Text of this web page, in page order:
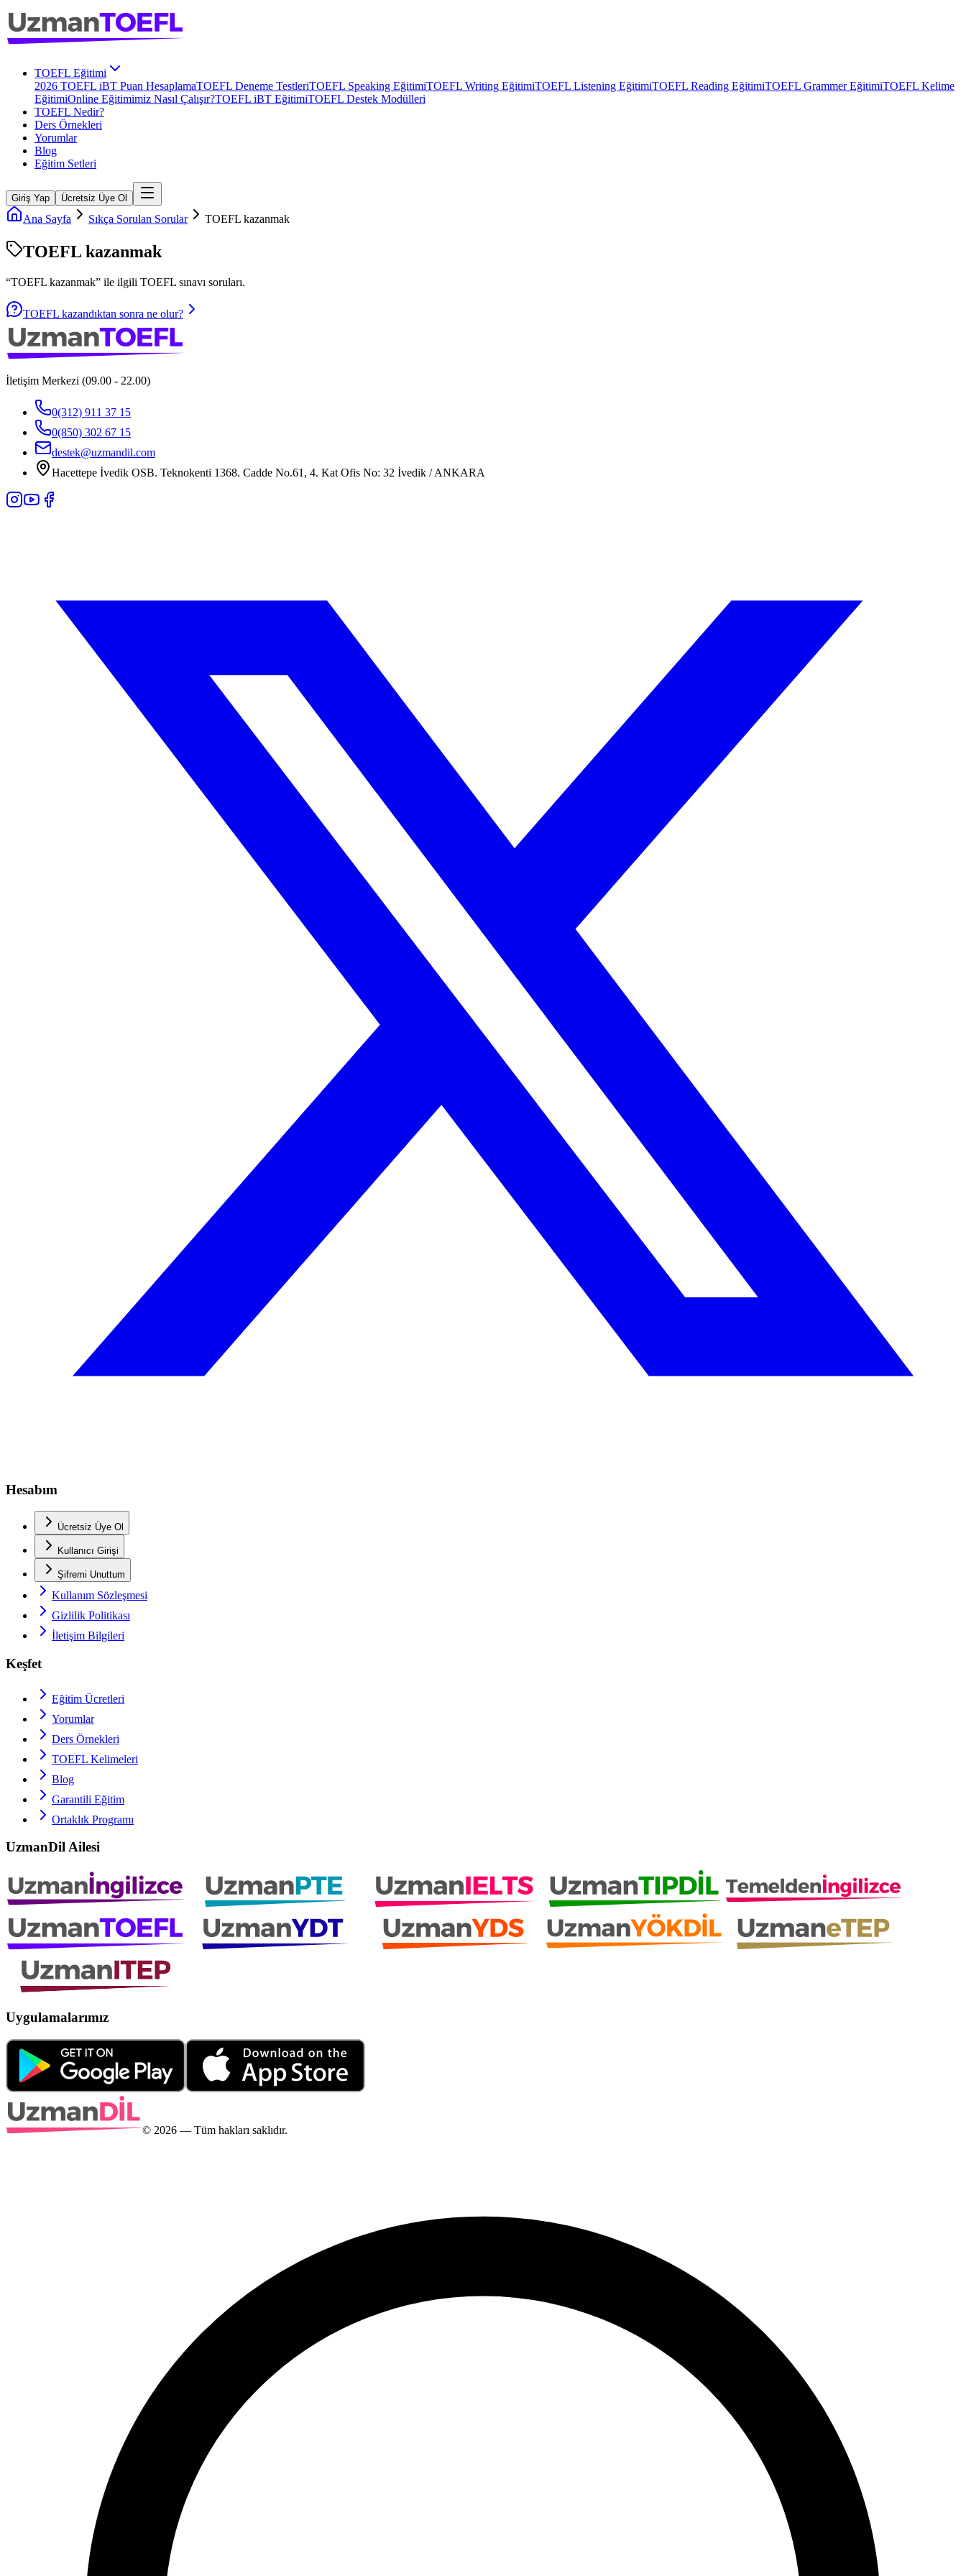
TOEFL Eğitimi
2026 TOEFL iBT Puan HesaplamaTOEFL Deneme TestleriTOEFL Speaking EğitimiTOEFL Writing EğitimiTOEFL Listening EğitimiTOEFL Reading EğitimiTOEFL Grammer EğitimiTOEFL Kelime
EğitimiOnline Eğitimimiz Nasıl Çalışır?TOEFL iBT EğitimiTOEFL Destek Modülleri
TOEFL Nedir?
Ders Örnekleri
Yorumlar
Blog
Eğitim Setleri
Giriş Yap Ücretsiz Üye Ol
Ana Sayfa Sıkça Sorulan Sorular TOEFL kazanmak
TOEFL kazanmak
“TOEFL kazanmak” ile ilgili TOEFL sınavı soruları.
TOEFL kazandıktan sonra ne olur?
İletişim Merkezi (09.00 - 22.00)
0(312) 911 37 15
0(850) 302 67 15
destek@uzmandil.com
Hacettepe İvedik OSB. Teknokenti 1368. Cadde No.61, 4. Kat Ofis No: 32 İvedik / ANKARA
Hesabım
Ücretsiz Üye Ol
Kullanıcı Girişi
Şifremi Unuttum
Kullanım Sözleşmesi
Gizlilik Politikası
İletişim Bilgileri
Keşfet
Eğitim Ücretleri
Yorumlar
Ders Örnekleri
TOEFL Kelimeleri
Blog
Garantili Eğitim
Ortaklık Programı
UzmanDil Ailesi
Uygulamalarımız
© 2026 — Tüm hakları saklıdır.